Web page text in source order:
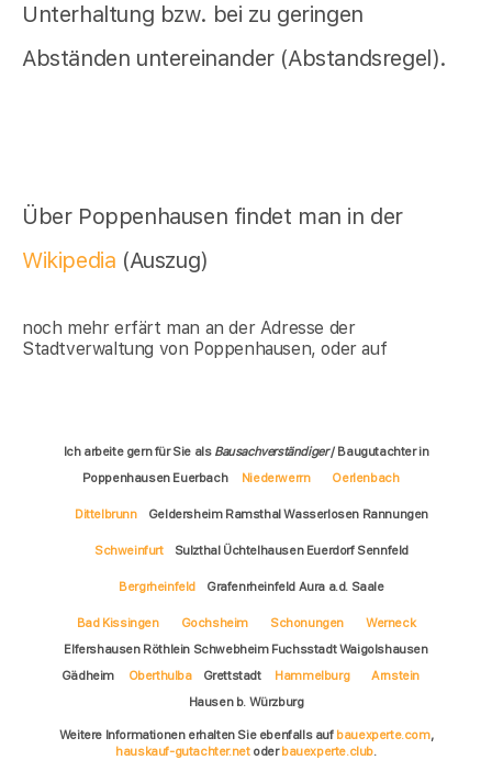
Unterhaltung bzw. bei zu geringen
Abständen untereinander (Abstandsregel).
Über Poppenhausen findet man in der
Wikipedia (Auszug)
noch mehr erfärt man an der Adresse der
Stadtverwaltung von Poppenhausen, oder auf
Ich arbeite gern für Sie als Bausachverständiger/ Baugutachter in
Poppenhausen Euerbach
Niederwerrn Oerlenbach
Dittelbrunn Geldersheim Ramsthal Wasserlosen Rannungen
Schweinfurt Sulzthal Üchtelhausen Euerdorf Sennfeld
Bergrheinfeld Grafenrheinfeld Aura a.d. Saale
Bad Kissingen Gochsheim Schonungen
Werneck
Elfershausen Röthlein Schwebheim Fuchsstadt Waigolshausen
Gädheim
Oberthulba Grettstadt Hammelburg
Arnstein
Hausen b. Würzburg
Weitere Informationen erhalten Sie ebenfalls auf bauexperte.com,
hauskauf-gutachter.netoderbauexperte.club.